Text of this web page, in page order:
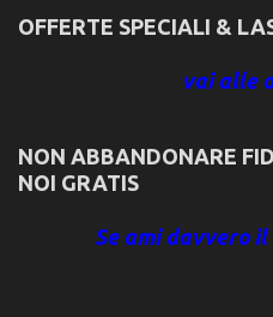
OFFERTE SPECIALI &
vai alle
NON ABBANDONARE
NOI GRATIS
Se ami davvero